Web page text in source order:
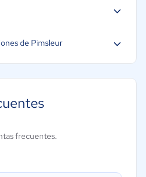
de Pimsleur
frecuentes.